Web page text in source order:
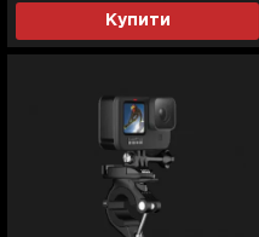
Купити